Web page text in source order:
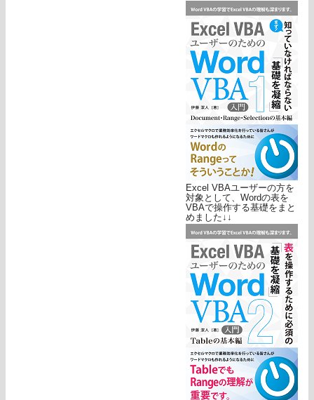
Excel VBAユーザーの方を
対象として、Wordの表を
VBAで操作する基礎をまと
めました↓↓